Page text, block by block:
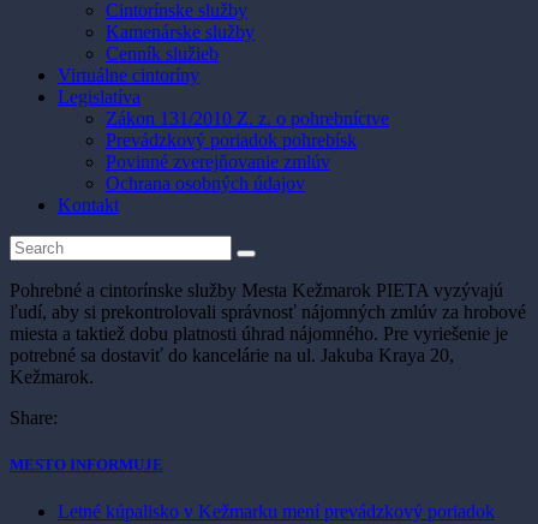
Cintorínske služby
Kamenárske služby
Cenník služieb
Virtuálne cintoríny
Legislatíva
Zákon 131/2010 Z. z. o pohrebníctve
Prevádzkový poriadok pohrebísk
Povinné zverejňovanie zmlúv
Ochrana osobných údajov
Kontakt
Pohrebné a cintorínske služby Mesta Kežmarok PIETA vyzývajú
ľudí, aby si prekontrolovali správnosť nájomných zmlúv za hrobové
miesta a taktiež dobu platnosti úhrad nájomného. Pre vyriešenie je
potrebné sa dostaviť do kancelárie na ul. Jakuba Kraya 20,
Kežmarok.
Share:
MESTO INFORMUJE
Letné kúpalisko v Kežmarku mení prevádzkový poriadok